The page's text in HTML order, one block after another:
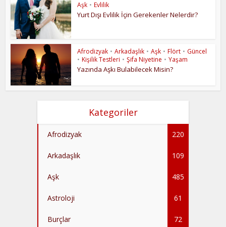
Aşk • Evlilik
Yurt Dışı Evlilik İçin Gerekenler Nelerdir?
Afrodizyak • Arkadaşlık • Aşk • Flört • Güncel
• Kişilik Testleri • Şifa Niyetine • Yaşam
Yazında Aşkı Bulabilecek Misin?
Kategoriler
Afrodizyak 220
Arkadaşlık 109
Aşk 485
Astroloji 61
Burçlar 72